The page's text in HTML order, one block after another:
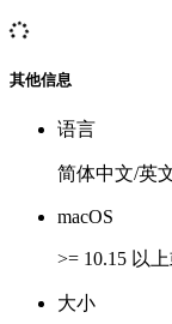
其他信息
语言
简体中文/英
macOS
>= 10.15 以
大小